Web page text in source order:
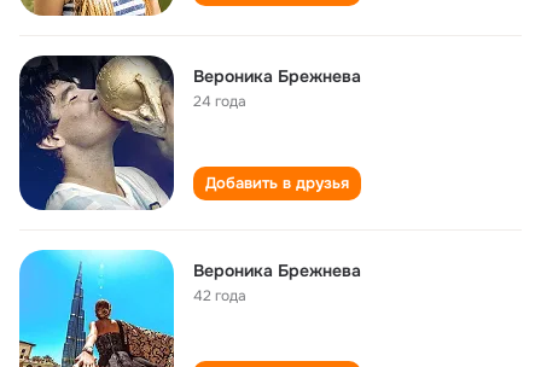
Вероника Брежнева
24 года
Добавить в друзья
Вероника Брежнева
42 года